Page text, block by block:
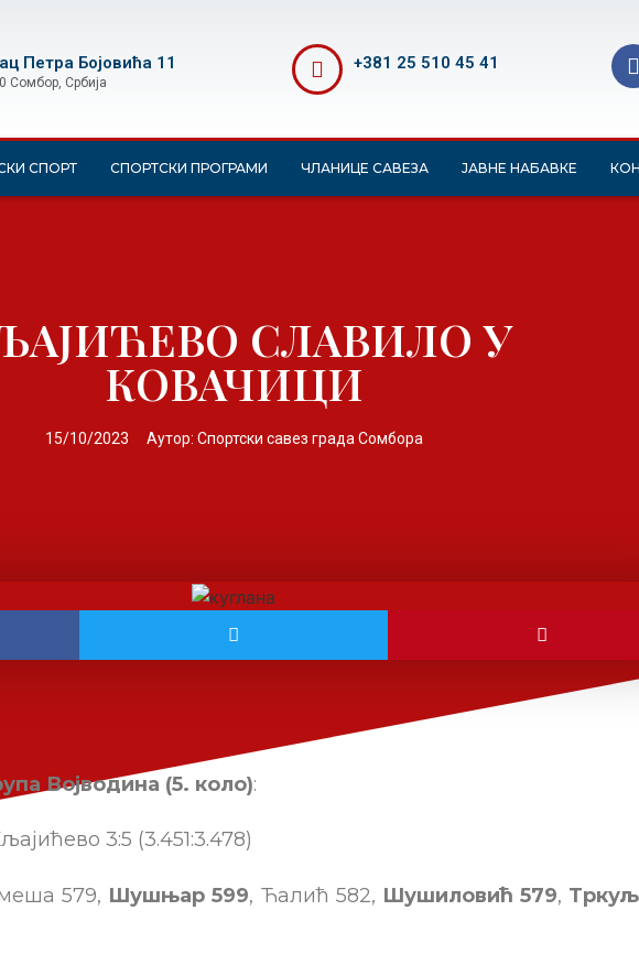
Петра Бојовића 11
Сомбор, Србија
+381 25 510 45 41
СПОРТ СПОРТСКИ ПРОГРАМИ ЧЛАНИЦЕ САВЕЗА ЈАВНЕ НАБАВКЕ
СЛАВИЛО У
КОВАЧИЦИ
15/10/2023 Аутор: Спортски савез града Сомбора
Војводина (5. коло):
3:5 (3.451:3.478)
579, Шушњар 599, Ћалић 582, Шушиловић 579,